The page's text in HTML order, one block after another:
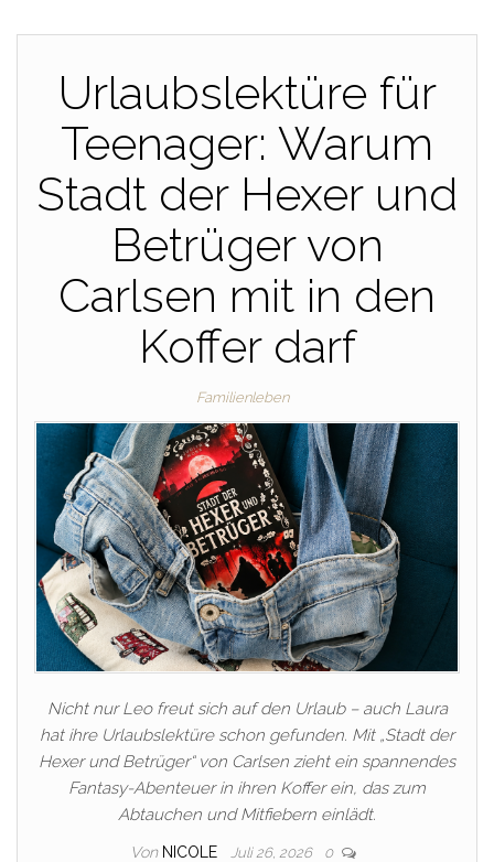
Urlaubslektüre für
Teenager: Warum
Stadt der Hexer und
Betrüger von
Carlsen mit in den
Koffer darf
Familienleben
Nicht nur Leo freut sich auf den Urlaub – auch Laura
hat ihre Urlaubslektüre schon gefunden. Mit „Stadt der
Hexer und Betrüger“ von Carlsen zieht ein spannendes
Fantasy-Abenteuer in ihren Koffer ein, das zum
Abtauchen und Mitfiebern einlädt.
Von NICOLE Juli 26, 2026 0